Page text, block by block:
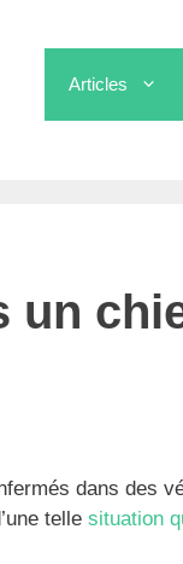
Articles
un
dans des
telle situation